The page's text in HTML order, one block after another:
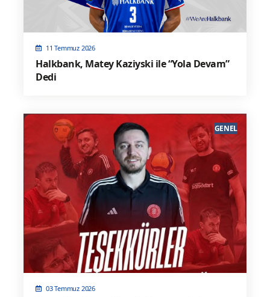
11 Temmuz 2026
Halkbank, Matey Kaziyski ile “Yola Devam”
Dedi
03 Temmuz 2026
GENEL